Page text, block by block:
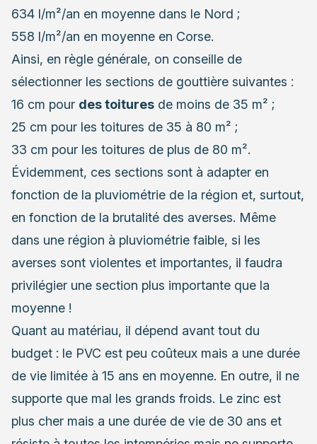
634 l/m²/an en moyenne dans le Nord ;
558 l/m²/an en moyenne en Corse.
Ainsi, en règle générale, on conseille de
sélectionner les sections de gouttière suivantes :
16 cm pour des toitures de moins de 35 m² ;
25 cm pour les toitures de 35 à 80 m² ;
33 cm pour les toitures de plus de 80 m².
Évidemment, ces sections sont à adapter en
fonction de la pluviométrie de la région et, surtout,
en fonction de la brutalité des averses. Même
dans une région à pluviométrie faible, si les
averses sont violentes et importantes, il faudra
privilégier une section plus importante que la
moyenne !
Quant au matériau, il dépend avant tout du
budget : le PVC est peu coûteux mais a une durée
de vie limitée à 15 ans en moyenne. En outre, il ne
supporte que mal les grands froids. Le zinc est
plus cher mais a une durée de vie de 30 ans et